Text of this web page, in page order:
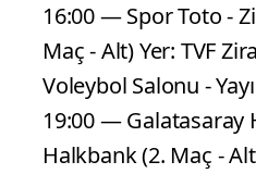
16:00 — Spor Toto -
Maç - Alt) Yer: TVF
Voleybol Salonu -
19:00 — Galatasaray
Halkbank (2. Maç -